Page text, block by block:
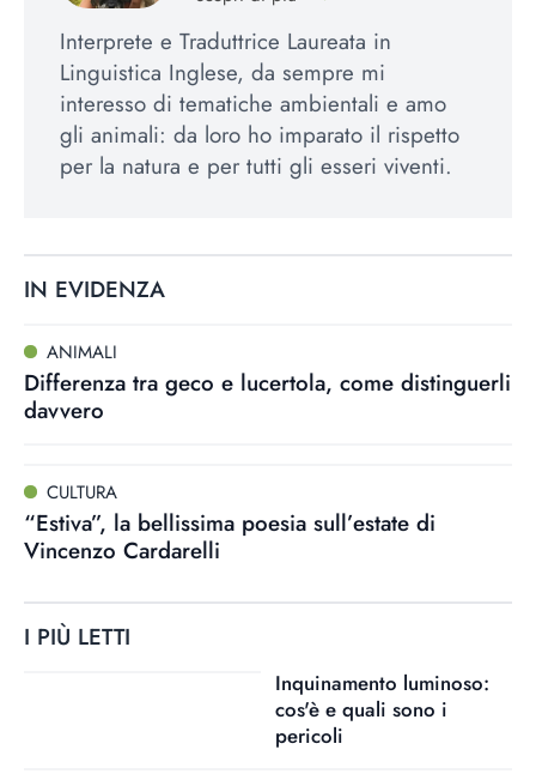
Interprete e Traduttrice Laureata in
Linguistica Inglese, da sempre mi
interesso di tematiche ambientali e amo
gli animali: da loro ho imparato il rispetto
per la natura e per tutti gli esseri viventi.
IN EVIDENZA
ANIMALI
Differenza tra geco e lucertola, come distinguerli
davvero
CULTURA
“Estiva”, la bellissima poesia sull’estate di
Vincenzo Cardarelli
I PIÙ LETTI
Inquinamento luminoso:
cos'è e quali sono i
pericoli